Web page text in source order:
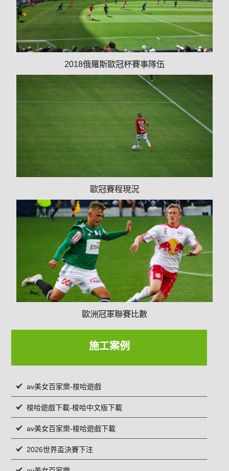
2018俄羅斯歐冠杯賽事隊伍
歐冠賽程現況
歐洲冠軍聯賽比數
施工案例
av美女百家樂-梭哈遊戲
梭哈遊戲下載-梭哈中文版下載
av美女百家樂-梭哈遊戲下載
2026世界盃決賽下注